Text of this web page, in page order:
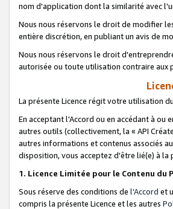
nom d'application dont la similarité avec
Nous nous réservons le droit de modifier
entière discrétion, en publiant un avis de
Nous nous réservons le droit
autorisée ou toute utilisation contraire aux
La présente Licence régit votre utilisation
En acceptant l'Accord ou en accédant à
autres outils (collectivement, la « API
autres informations et contenus associés
disposition, vous acceptez d'être lié(e) à la
1. Licence Limitée pour le Contenu du
Sous réserve des conditions de l'Accord et
compris la présente Licence et les autres